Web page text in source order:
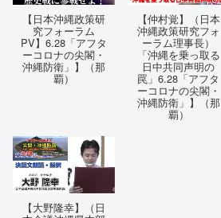
【日本沖縄政策研
究フォーラム
PV】6.28「アフタ
ーコロナの尖閣・
沖縄防衛」】（那
覇）
【仲村覚】（日本
沖縄政策研究フォ
ーラム理事長）
「沖縄を乗っ取る
日中共同声明の
罠」6.28「アフタ
ーコロナの尖閣・
沖縄防衛」】（那
覇）
【大野隆幸】（日